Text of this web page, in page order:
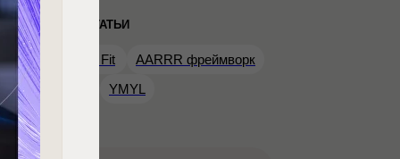
ПОПУЛЯРНЫЕ СТАТЬИ
Product-Market Fit
AARRR фреймворк
Линкбилдинг
YMYL